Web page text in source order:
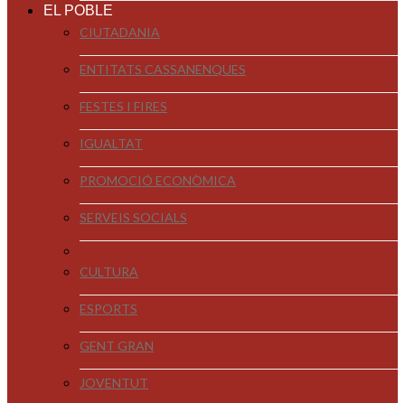
EL POBLE
CIUTADANIA
ENTITATS CASSANENQUES
FESTES I FIRES
IGUALTAT
PROMOCIÓ ECONÒMICA
SERVEIS SOCIALS
CULTURA
ESPORTS
GENT GRAN
JOVENTUT